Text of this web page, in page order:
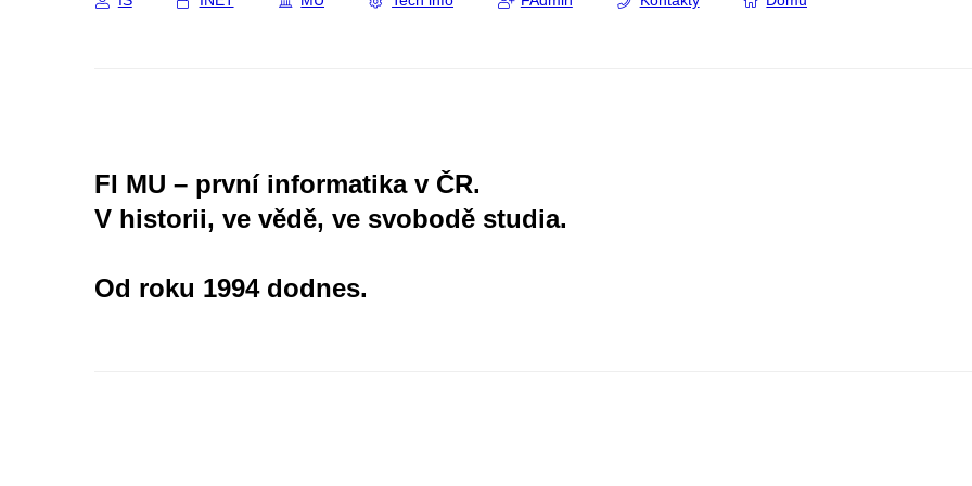
FI MU – první informatika v ČR.
V historii, ve vědě, ve svobodě studia.
Od roku 1994 dodnes.